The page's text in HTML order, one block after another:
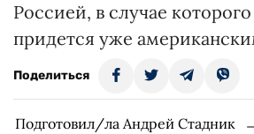
Россией, в случае которого
придется уже
Поделиться
Подготовил/ла Андрей Стадник